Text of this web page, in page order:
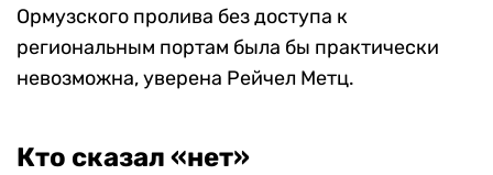
Ормузского пролива без доступа к
региональным портам была бы практически
невозможна, уверена Рейчел Метц.
Кто сказал «нет»